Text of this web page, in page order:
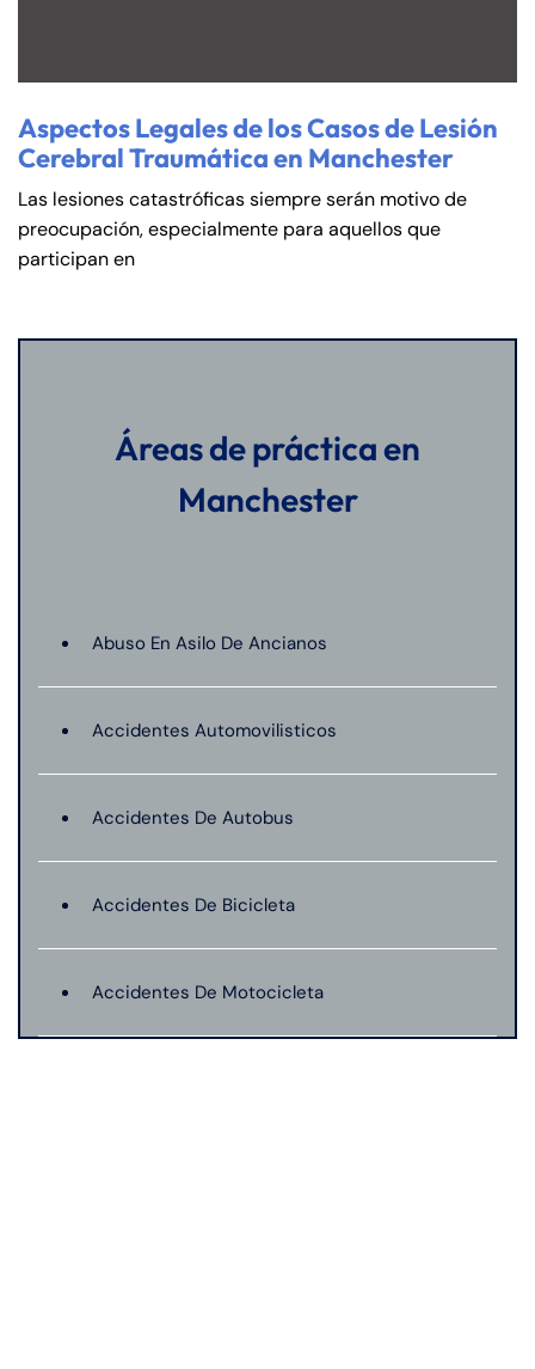
Aspectos Legales de los Casos de Lesión
Cerebral Traumática en Manchester
Las lesiones catastróficas siempre serán motivo de
preocupación, especialmente para aquellos que
participan en
Áreas de práctica en
Manchester
Abuso En Asilo De Ancianos
Accidentes Automovilisticos
Accidentes De Autobus
Accidentes De Bicicleta
Accidentes De Motocicleta